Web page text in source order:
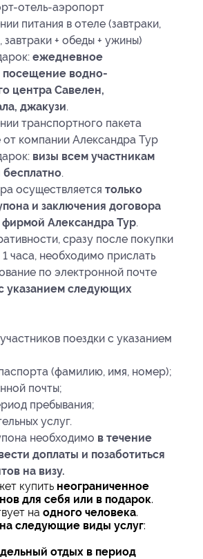
отель-аэропорт
питания в отеле (завтраки,
+ обеды + ужины)
ежедневное
посещение водно-
центра Савелен,
джакузи.
транспортного пакета
от компании Александра Тур
визы всем участникам
бесплатно.
осуществляется только
и заключения договора
фирмой Александра Тур.
сразу после покупки
1 часа, необходимо прислать
по электронной почте
указанием следующих
поездки с указанием
(фамилию, имя, номер);
почты;
пребывания;
услуг.
необходимо в течение
доплаты и позаботиться
на визу.
купить неограниченное
для себя или в подарок.
на одного человека.
на следующие виды услуг:
отдых в период